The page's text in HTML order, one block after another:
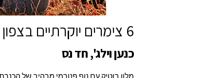
6 צימרים יוקרתיים בצפון לזוגות בלבד
כנען וילג', חד נס
מלון בוטיק עם נוף פנורמי מרהיב של